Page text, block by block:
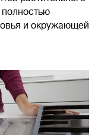
и окружающей